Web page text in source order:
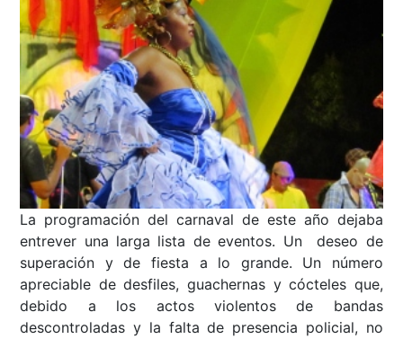
La programación del carnaval de este año dejaba
entrever una larga lista de eventos. Un deseo de
superación y de fiesta a lo grande. Un número
apreciable de desfiles, guachernas y cócteles que,
debido a los actos violentos de bandas
descontroladas y la falta de presencia policial, no